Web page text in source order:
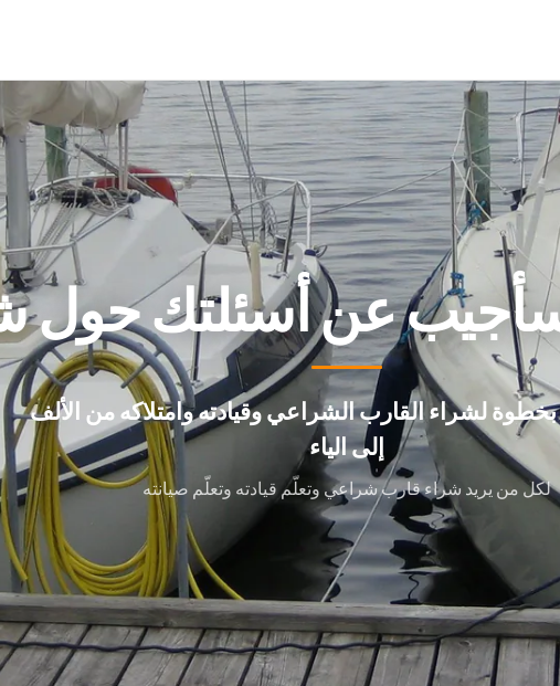
لشراء القارب الشراعي وقيادته وامتلاكه من الألف
إلى الياء
لكل من يريد شراء قارب شراعي وتعلّم قيادته وتعلّم صيانته